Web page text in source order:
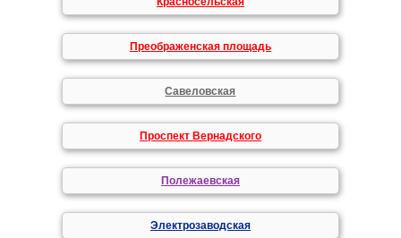
Преображенская площадь
Савеловская
Проспект Вернадского
Полежаевская
Электрозаводская